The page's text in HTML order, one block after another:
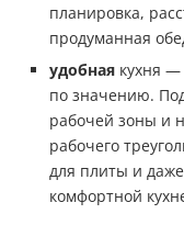
планировка,
продуманная
удобная кухня —
по значению.
рабочей зоны и
рабочего
для плиты и
комфортной